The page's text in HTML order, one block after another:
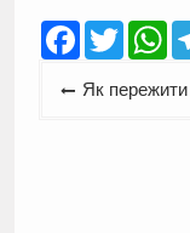
Facebook
Twitter
Навігація
Як